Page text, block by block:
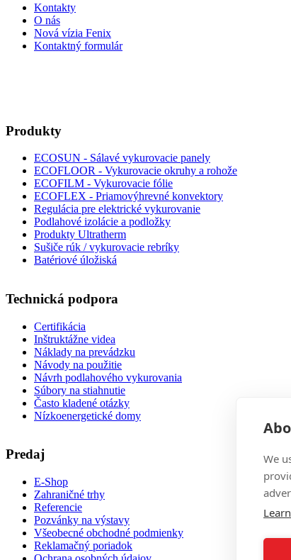
Kontakty
O nás
Nová vízia Fenix
Kontaktný formulár
Produkty
ECOSUN - Sálavé vykurovacie panely
ECOFLOOR - Vykurovacie okruhy a rohože
ECOFILM - Vykurovacie fólie
ECOFLEX - Priamovýhrevné konvektory
Regulácia pre elektrické vykurovanie
Podlahové izolácie a podložky
Produkty Ultratherm
Sušiče rúk / vykurovacie rebríky
Batériové úložiská
Technická podpora
Certifikácia
Inštruktážne videa
Náklady na prevádzku
Návody na použitie
Návrh podlahového vykurovania
Súbory na stiahnutie
Často kladené otázky
Nízkoenergetické domy
Predaj
E-Shop
Zahraničné trhy
Referencie
Pozvánky na výstavy
Všeobecné obchodné podmienky
Reklamačný poriadok
We